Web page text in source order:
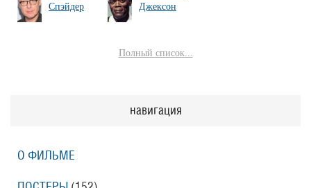
Спэйдер
Джексон
Полный список...
навигация
О ФИЛЬМЕ